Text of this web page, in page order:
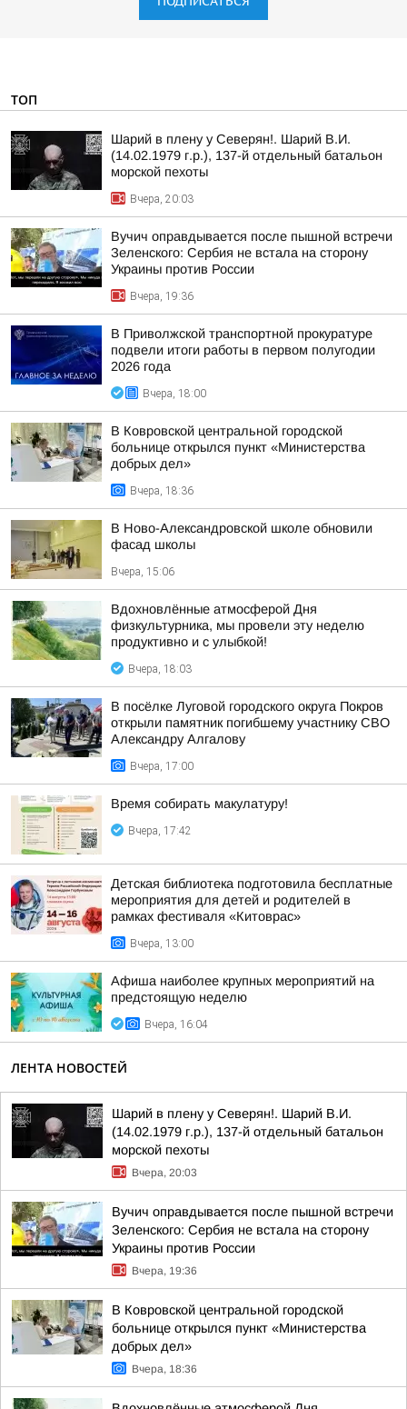
ТОП
Шарий в плену у Северян!. Шарий В.И.
(14.02.1979 г.р.), 137-й отдельный батальон
морской пехоты
Вчера, 20:03
Вучич оправдывается после пышной встречи
Зеленского: Сербия не встала на сторону
Украины против России
Вчера, 19:36
В Приволжской транспортной прокуратуре
подвели итоги работы в первом полугодии
2026 года
Вчера, 18:00
В Ковровской центральной городской
больнице открылся пункт «Министерства
добрых дел»
Вчера, 18:36
В Ново-Александровской школе обновили
фасад школы
Вчера, 15:06
Вдохновлённые атмосферой Дня
физкультурника, мы провели эту неделю
продуктивно и с улыбкой!
Вчера, 18:03
В посёлке Луговой городского округа Покров
открыли памятник погибшему участнику СВО
Александру Алгалову
Вчера, 17:00
Время собирать макулатуру!
Вчера, 17:42
Детская библиотека подготовила бесплатные
мероприятия для детей и родителей в
рамках фестиваля «Китоврас»
Вчера, 13:00
Афиша наиболее крупных мероприятий на
предстоящую неделю
Вчера, 16:04
ЛЕНТА НОВОСТЕЙ
Шарий в плену у Северян!. Шарий В.И.
(14.02.1979 г.р.), 137-й отдельный батальон
морской пехоты
Вчера, 20:03
Вучич оправдывается после пышной встречи
Зеленского: Сербия не встала на сторону
Украины против России
Вчера, 19:36
В Ковровской центральной городской
больнице открылся пункт «Министерства
добрых дел»
Вчера, 18:36